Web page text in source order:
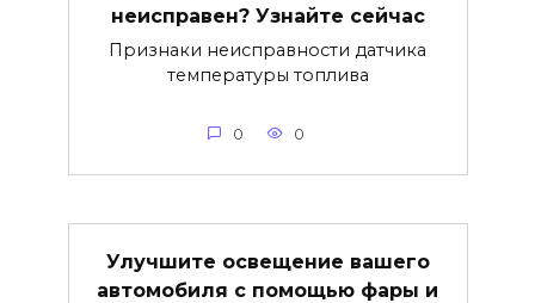
неисправен? Узнайте сейчас
Признаки неисправности датчика
температуры топлива
0 0
Улучшите освещение вашего
автомобиля с помощью фары и